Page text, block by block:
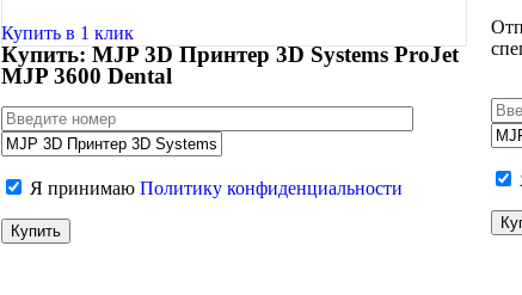
Купить в 1 клик
Купить: MJP 3D Принтер 3D Systems ProJet
MJP 3600 Dental
Я принимаюПолитику конфиденциальности